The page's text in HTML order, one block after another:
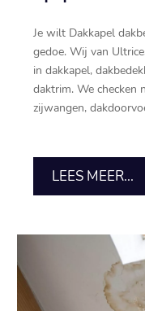
Je wilt Dakkapel
gedoe.​ Wij van
in dakkapel,
daktrim.​ We checken
zijwangen,
LEES MEER...